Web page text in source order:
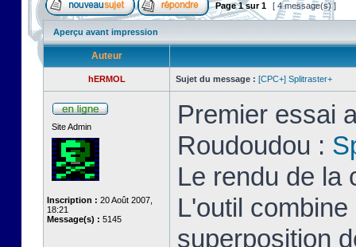
Page1sur1 [ 4 message(s) ]
Aperçu avant impression
Auteur
hERMOL Sujet du message : [CPC+] Splitraster+
Site Admin
Inscription : 20 Août 2007,
18:21
Message(s) : 5145
Premier essai
Roudoudou :
Le rendu de la
L'outil
superposition